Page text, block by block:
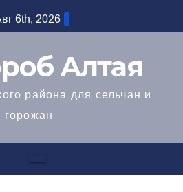
6th, 2026
Алтая
района для сельчан и
горожан